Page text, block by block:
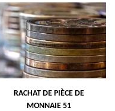
RACHAT DE PIÈCE DE
MONNAIE 51